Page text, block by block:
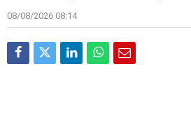
08/08/2026 08:14